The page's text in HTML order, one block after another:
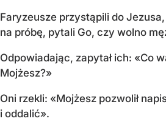
Faryzeusze przystąpili do
na próbę, pytali Go, czy wolno
Odpowiadając, zapytał ich: «Co
Mojżesz?»
Oni rzekli: «Mojżesz pozwolił
i oddalić».